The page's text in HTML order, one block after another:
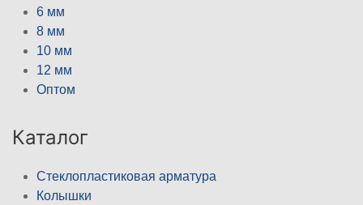
6 мм
8 мм
10 мм
12 мм
Оптом
Каталог
Стеклопластиковая арматура
Колышки